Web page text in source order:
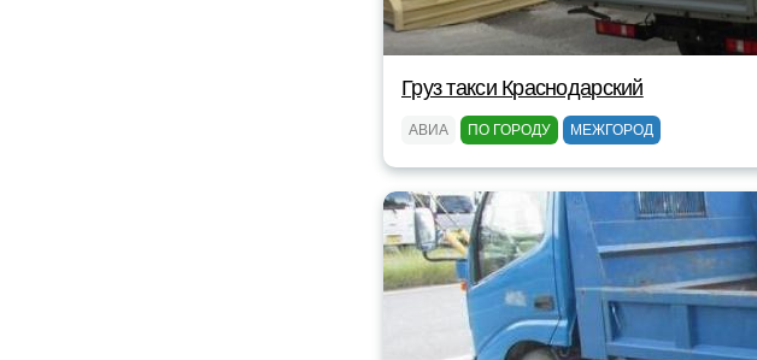
Груз такси Краснодарский
АВИА ПО ГОРОДУ МЕЖГОРОД